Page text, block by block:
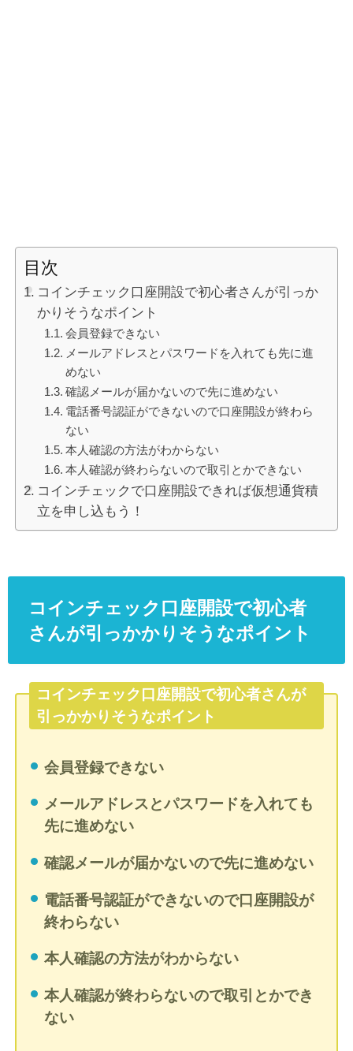
目次
コインチェック口座開設で初心者さんが引っか
かりそうなポイント
会員登録できない
メールアドレスとパスワードを入れても先に進
めない
確認メールが届かないので先に進めない
電話番号認証ができないので口座開設が終わら
ない
本人確認の方法がわからない
本人確認が終わらないので取引とかできない
コインチェックで口座開設できれば仮想通貨積
立を申し込もう！
コインチェック口座開設で初心者
さんが引っかかりそうなポイント
コインチェック口座開設で初心者さんが
引っかかりそうなポイント
会員登録できない
メールアドレスとパスワードを入れても
先に進めない
確認メールが届かないので先に進めない
電話番号認証ができないので口座開設が
終わらない
本人確認の方法がわからない
本人確認が終わらないので取引とかでき
ない